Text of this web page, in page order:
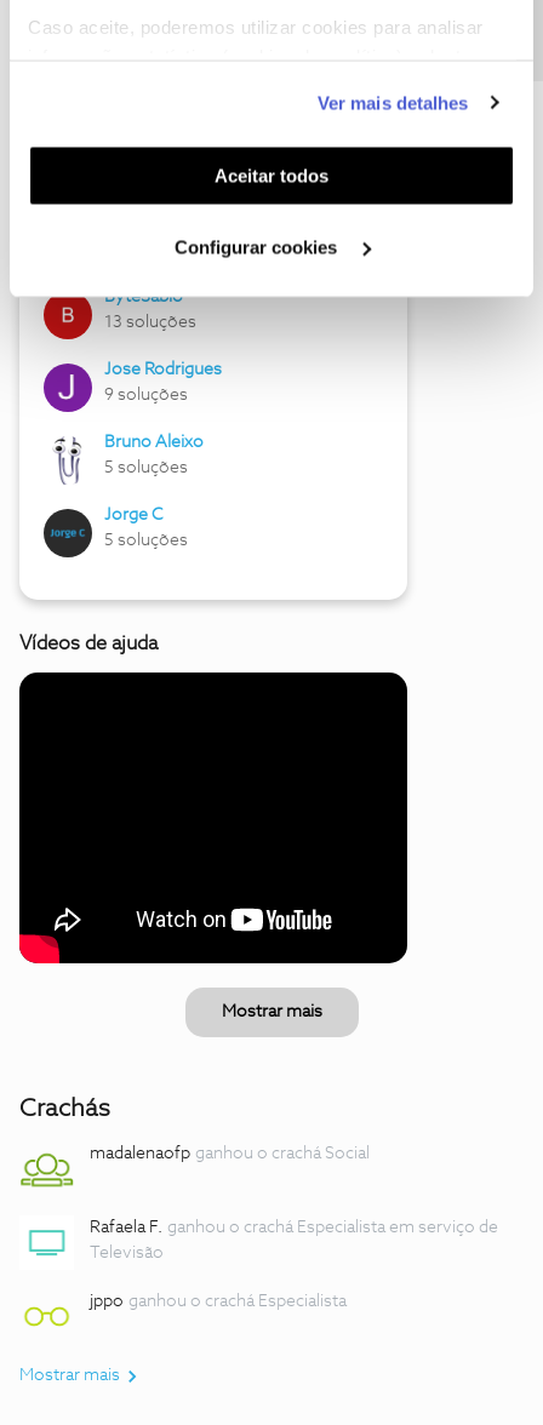
Caso aceite, poderemos utilizar cookies para analisar
funcionalidades (cookies de personalização e
funcionalidade) e adaptar anúncios aos seus interesses
(cookies de publicidade personalizada). Pode gerir a
utilização dos cookies clicando em "Configurar
Ver mais detalhes
Aceitar todos
Configurar cookies
Hall of Fame de julho
17 soluções
ByteSábio
13 soluções
Jose Rodrigues
9 soluções
Bruno Aleixo
5 soluções
Jorge C
5 soluções
Vídeos de ajuda
Mostrar mais
Crachás
madalenaofp ganhou o crachá Social
Rafaela F. ganhou o crachá Especialista em serviço de
Televisão
jppo ganhou o crachá Especialista
Mostrar mais